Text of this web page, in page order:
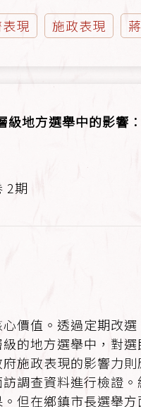
現 施政表現
級地方選舉中的影響
2期
價值。透過定期改
的地方選舉中，對
施政表現的影響力
調查資料進行檢證
但在鄉鎮市長選舉